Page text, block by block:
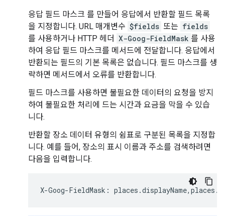
응답 필드 마스크 를 만들어 응답에서 반환할 필드 목록
을 지정합니다. URL 매개변수 $fields 또는 fields
를 사용하거나 HTTP 헤더 X-Goog-FieldMask 를 사용
하여 응답 필드 마스크를 메서드에 전달합니다. 응답에서
반환되는 필드의 기본 목록은 없습니다. 필드 마스크를 생
략하면 메서드에서 오류를 반환합니다.
필드 마스크를 사용하면 불필요한 데이터의 요청을 방지
하여 불필요한 처리에 드는 시간과 요금을 막을 수 있습
니다.
반환할 장소 데이터 유형의 쉼표로 구분된 목록을 지정합
니다. 예를 들어, 장소의 표시 이름과 주소를 검색하려면
다음을 입력합니다.
X-Goog-FieldMask : places .displayName, places .